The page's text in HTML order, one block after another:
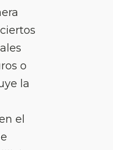
o
la
el